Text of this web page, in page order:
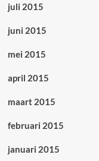
juli 2015
juni 2015
mei 2015
april 2015
maart 2015
februari 2015
januari 2015